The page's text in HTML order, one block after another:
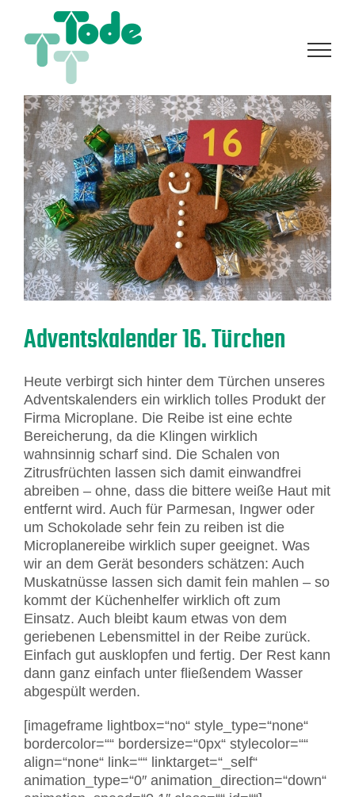
springen
Adventskalender 16. Türchen
Heute verbirgt sich hinter dem Türchen unseres
Adventskalenders ein wirklich tolles Produkt der
Firma Microplane. Die Reibe ist eine echte
Bereicherung, da die Klingen wirklich
wahnsinnig scharf sind. Die Schalen von
Zitrusfrüchten lassen sich damit einwandfrei
abreiben – ohne, dass die bittere weiße Haut mit
entfernt wird. Auch für Parmesan, Ingwer oder
um Schokolade sehr fein zu reiben ist die
Microplanereibe wirklich super geeignet. Was
wir an dem Gerät besonders schätzen: Auch
Muskatnüsse lassen sich damit fein mahlen – so
kommt der Küchenhelfer wirklich oft zum
Einsatz. Auch bleibt kaum etwas von dem
geriebenen Lebensmittel in der Reibe zurück.
Einfach gut ausklopfen und fertig. Der Rest kann
dann ganz einfach unter fließendem Wasser
abgespült werden.
[imageframe lightbox=“no“ style_type=“none“
bordercolor=““ bordersize=“0px“ stylecolor=““
align=“none“ link=““ linktarget=“_self“
animation_type=“0″ animation_direction=“down“